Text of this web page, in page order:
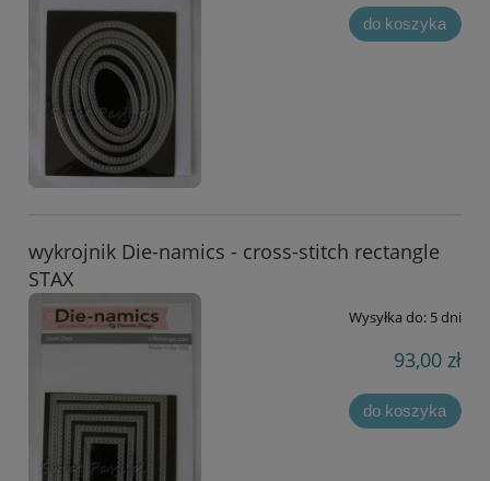
do koszyka
wykrojnik Die-namics - cross-stitch rectangle
STAX
Wysyłka do: 5 dni
93,00 zł
do koszyka